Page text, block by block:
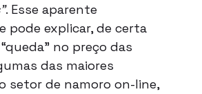
. Esse aparente
pode explicar, de certa
no preço das
das maiores
setor de namoro on-line,